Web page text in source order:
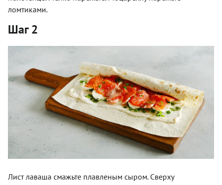
ломтиками.
Шаг 2
Лист лаваша смажьте плавленым сыром. Сверху